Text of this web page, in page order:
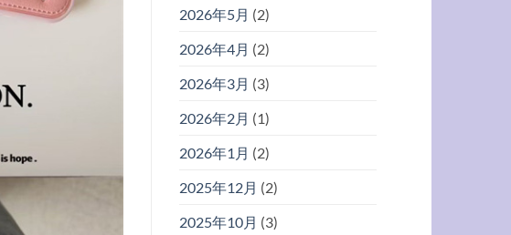
2026年5月 (2)
2026年4月 (2)
2026年3月 (3)
2026年2月 (1)
2026年1月 (2)
2025年12月 (2)
2025年10月 (3)